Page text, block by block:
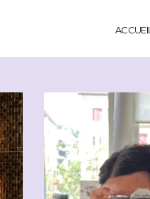
ACCUEIL